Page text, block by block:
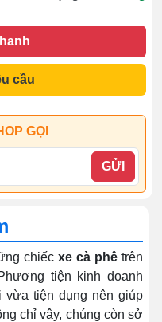
cầu
GỌI
GỬI
chiếcxe cà phê trên
tiện kinh doanh
vừa tiện dụng nên giúp
chỉ vậy, chúng còn sở